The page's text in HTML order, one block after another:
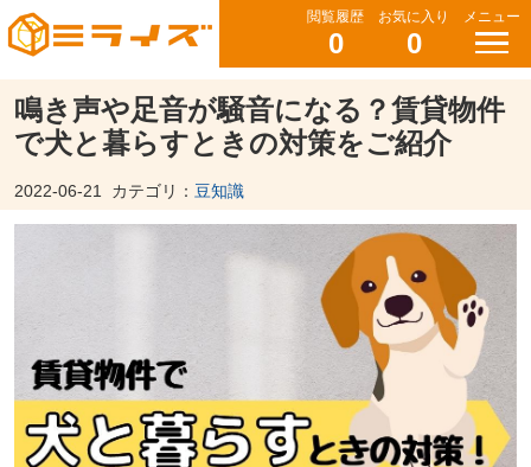
閲覧履歴
0
お気に入り
0
メニュー
鳴き声や足音が騒音になる？賃貸物件
で犬と暮らすときの対策をご紹介
2022-06-21 カテゴリ： 豆知識